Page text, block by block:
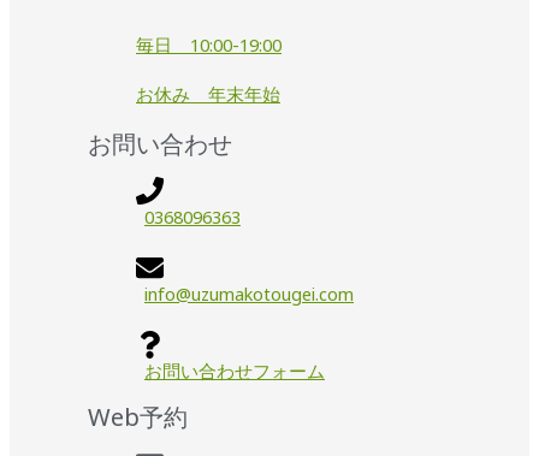
毎日 10:00-19:00
お休み 年末年始
お問い合わせ
0368096363
info@uzumakotougei.com
お問い合わせフォーム
Web予約